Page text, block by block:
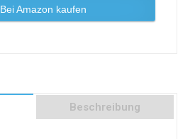
Bei Amazon kaufen
Beschreibung